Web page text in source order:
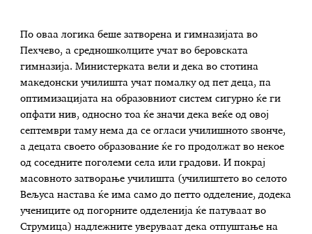
По оваа логика беше затворена и гимназијата во
Пехчево, а средношколците учат во беровската
гимназија. Министерката вели и дека во стотина
македонски училишта учат помалку од пет деца, па
оптимизацијата на образовниот систем сигурно ќе ги
опфати нив, односно тоа ќе значи дека веќе од овој
септември таму нема да се огласи училишното ѕвонче,
а децата своето образование ќе го продолжат во некое
од соседните поголеми села или градови. И покрај
масовното затворање училишта (училиштето во селото
Вељуса настава ќе има само до петто одделение, додека
учениците од погорните одделенија ќе патуваат во
Струмица) надлежните уверуваат дека отпуштање на